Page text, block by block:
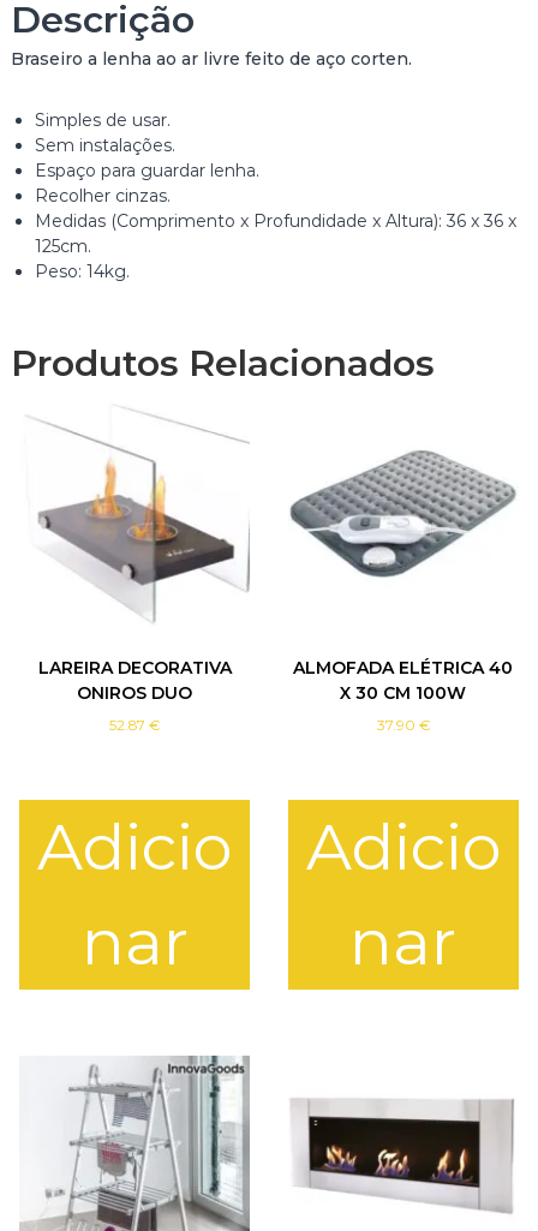
e
R
S
E
R
O
E
E
Descrição
Braseiro a lenha ao ar livre feito de aço corten.
Simples de usar.
Sem instalações.
Espaço para guardar lenha.
Recolher cinzas.
Medidas (Comprimento x Profundidade x Altura): 36 x 36 x
125cm.
Peso: 14kg.
Produtos Relacionados
LAREIRA DECORATIVA
ONIROS DUO
52.87€
Adicio
nar
ALMOFADA ELÉTRICA 40
X 30 CM 100W
37.90 €
Adicio
nar